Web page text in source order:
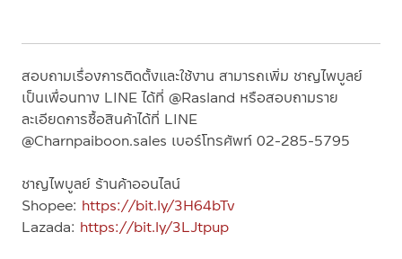
สอบถามเรื่องการติดตั้งและใช้งาน สามารถเพิ่ม ชาญไพบูลย์
เป็นเพื่อนทาง LINEได้ที่ @Rasland หรือสอบถามราย
ละเอียดการซื้อสินค้าได้ที่ LINE
@Charnpaiboon.sales เบอร์โทรศัพท์ 02-285-5795
ชาญไพบูลย์ ร้านค้าออนไลน์
Shopee: https://bit.ly/3H64bTv
Lazada: https://bit.ly/3LJtpup